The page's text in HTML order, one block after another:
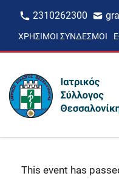
2310262300
ΧΡΉΣΙΜΟΙ ΣΎΝΔΕΣΜΟΙ
This event has